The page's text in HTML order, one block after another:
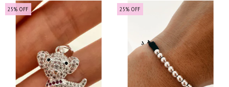
25% OFF 25% OFF